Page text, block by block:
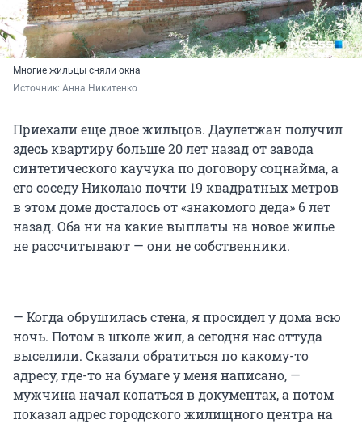
Многие жильцы сняли окна
Источник: Анна Никитенко
Приехали еще двое жильцов. Даулетжан получил
здесь квартиру больше 20 лет назад от завода
синтетического каучука по договору соцнайма, а
его соседу Николаю почти 19 квадратных метров
в этом доме досталось от «знакомого деда» 6 лет
назад. Оба ни на какие выплаты на новое жилье
не рассчитывают — они не собственники.
— Когда обрушилась стена, я просидел у дома всю
ночь. Потом в школе жил, а сегодня нас оттуда
выселили. Сказали обратиться по какому-то
адресу, где-то на бумаге у меня написано, —
мужчина начал копаться в документах, а потом
показал адрес городского жилищного центра на